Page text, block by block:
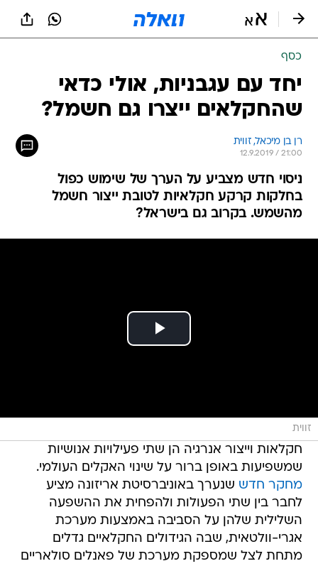
כסף
יחד עם עגבניות, אולי כדאי
שהחקלאים ייצרו גם חשמל?
רן בן מיכאל, זווית
12.9.2019 / 21:00
ניסוי חדש מצביע על הערך של שימוש כפול
בחלקות קרקע חקלאיות לטובת ייצור חשמל
מהשמש. בקרוב גם בישראל?
זווית
חקלאות וייצור אנרגיה הן שתי פעילויות אנושיות
שמשפיעות באופן ברור על שינוי האקלים העולמי.
מחקר חדש שנערך באוניברסיטת אריזונה מציע
לחבר בין שתי הפעולות ולהפחית את ההשפעה
השלילית שלהן על הסביבה באמצעות מערכת
אגרי-וולטאית, שבה הגידולים החקלאיים גדלים
מתחת לצל שמספקת מערכת של פאנלים סולאריים